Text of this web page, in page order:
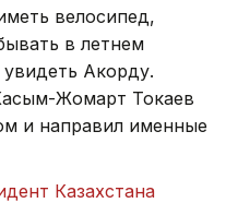
велосипед,
в летнем
увидеть Акорду.
Жомарт Токаев
и направил именные
Казахстана